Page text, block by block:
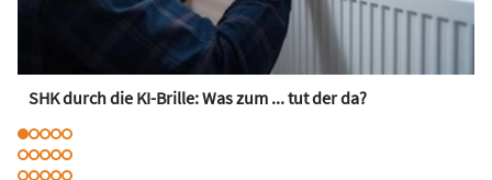
SHK durch die KI-Brille: Was zum ... tut der da?